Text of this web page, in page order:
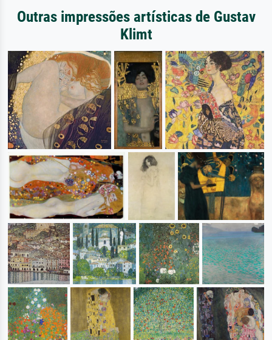
Outras impressões artísticas de Gustav
Klimt